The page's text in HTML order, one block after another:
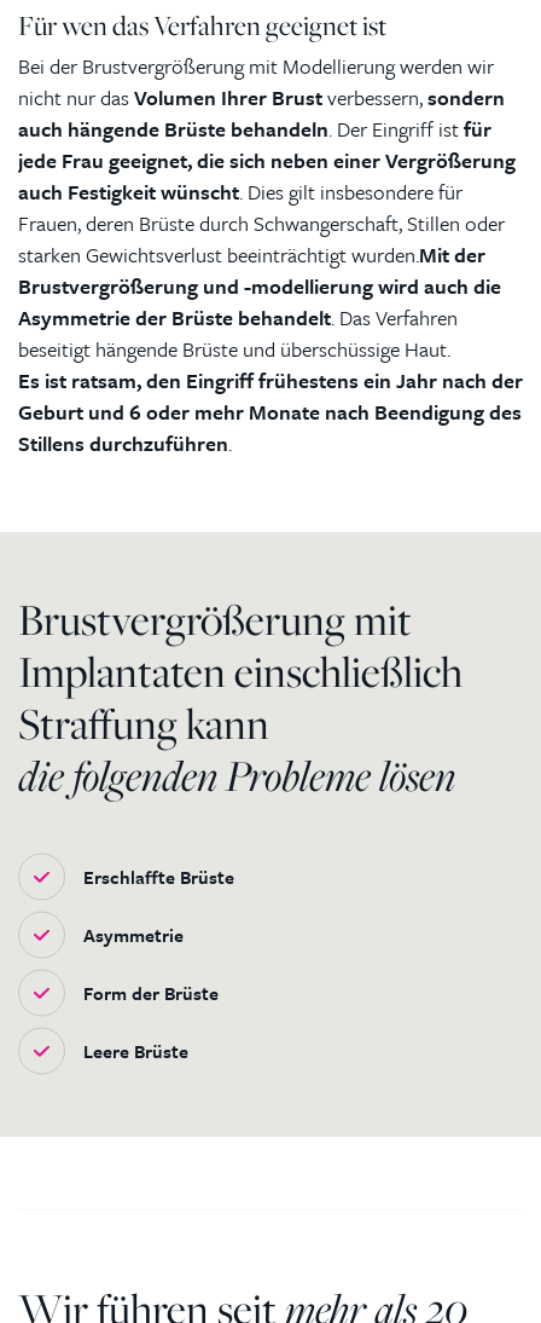
Für wen das Verfahren geeignet ist
Bei der Brustvergrößerung mit Modellierung werden wir
nicht nur dasVolumen Ihrer Brustverbessern,sondern
auch hängende Brüste behandeln. Der Eingriff istfür
jede Frau geeignet, die sich neben einer Vergrößerung
auch Festigkeit wünscht. Dies gilt insbesondere für
Frauen, deren Brüste durch Schwangerschaft, Stillen oder
starken Gewichtsverlust beeinträchtigt wurden.Mit der
Brustvergrößerung und -modellierungwird auch die
Asymmetrie der Brüste behandelt. Das Verfahren
beseitigt hängende Brüste und überschüssige Haut.
Es ist ratsam, den Eingriff frühestens ein Jahr nach der
Geburt und 6 oder mehr Monate nach Beendigung des
Stillens durchzuführen.
Brustvergrößerung mit
Implantaten einschließlich
Straffung kann
die folgenden Probleme lösen
Erschlaffte Brüste
Asymmetrie
Form der Brüste
Leere Brüste
Wir führen seitmehr als 20